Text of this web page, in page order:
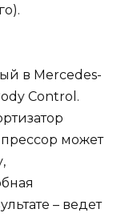
в Mercedes-
Control.
может
– ведет